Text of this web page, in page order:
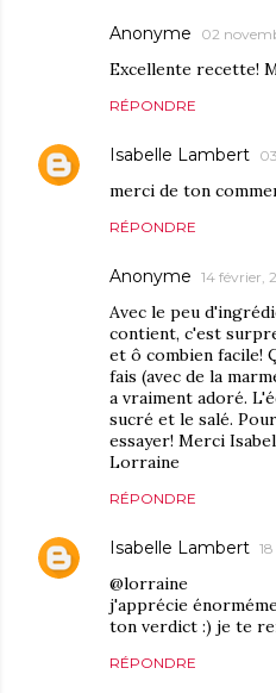
Anonyme 02
Excellente recette!
RÉPONDRE
Isabelle Lambert
merci de ton
RÉPONDRE
Anonyme 14 février,
Avec le peu
contient, c'est
et ô combien facile!
fais (avec de la
a vraiment adoré.
sucré et le salé.
essayer! Merci
Lorraine
RÉPONDRE
Isabelle Lambert
@lorraine
j'apprécie
ton verdict :) je te
RÉPONDRE